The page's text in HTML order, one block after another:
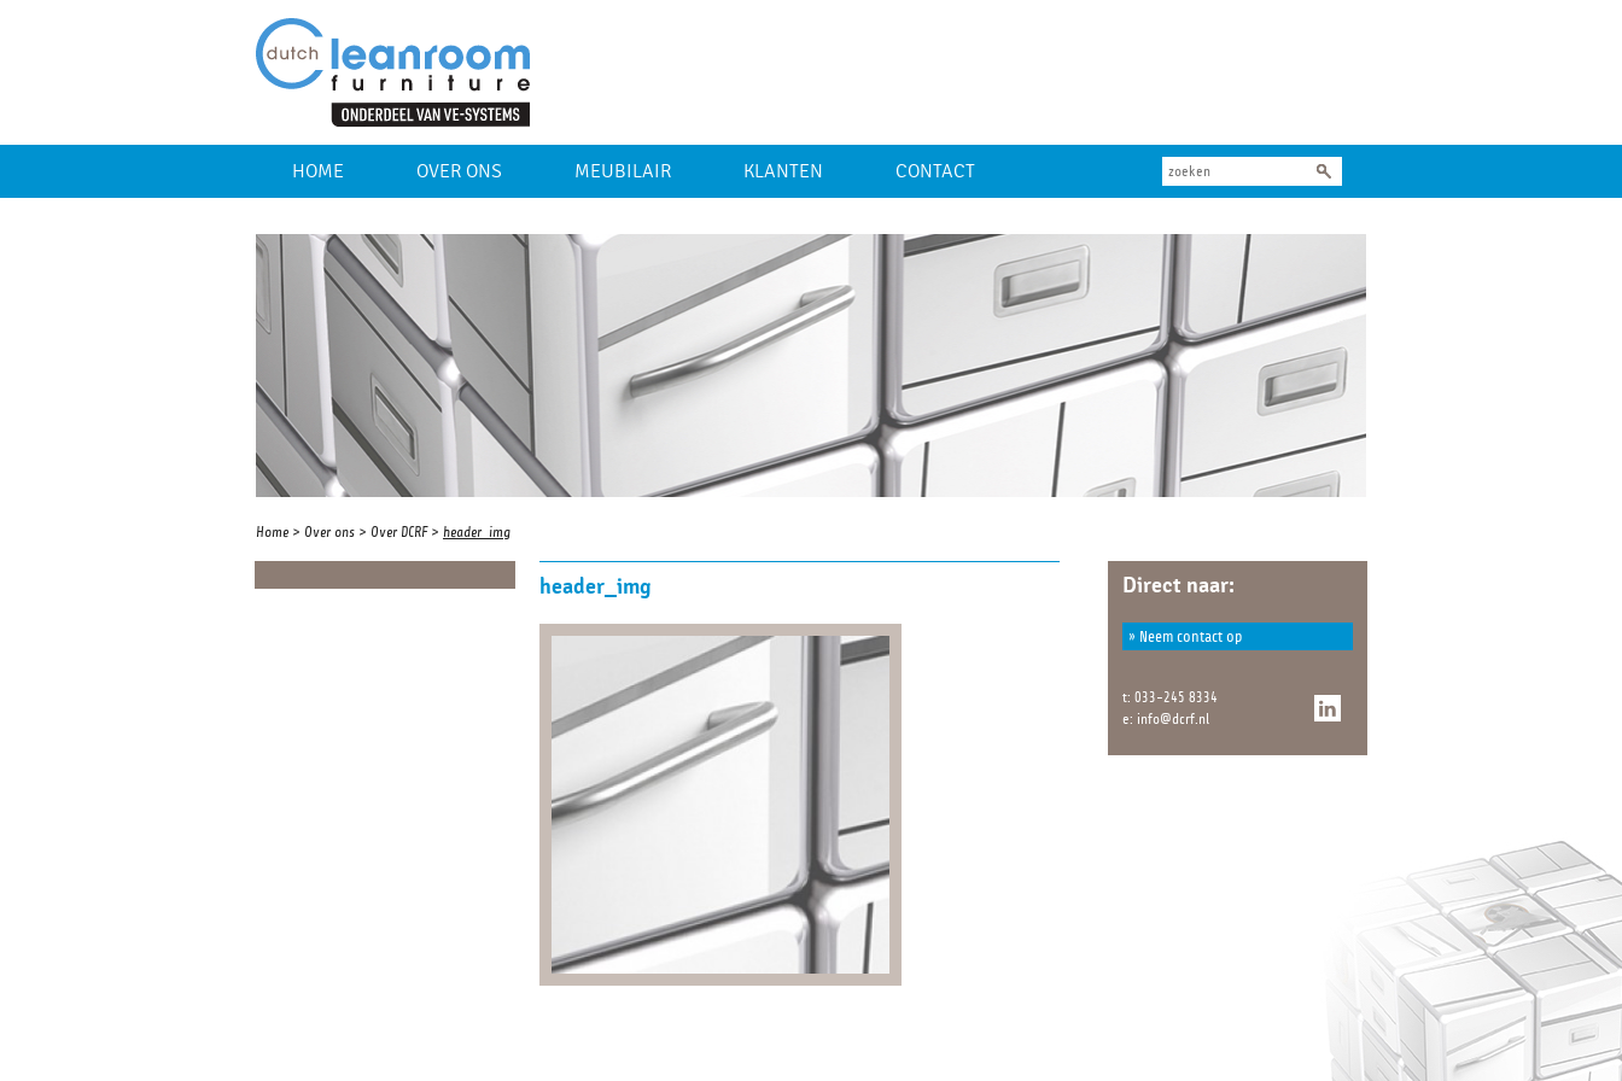
HOME OVER ONS MEUBILAIR KLANTEN CONTACT
Home > Over ons > Over DCRF> header_img
header_img Direct naar:
» Neem contact op
t: 033-245 8334
e: info@dcrf.nl